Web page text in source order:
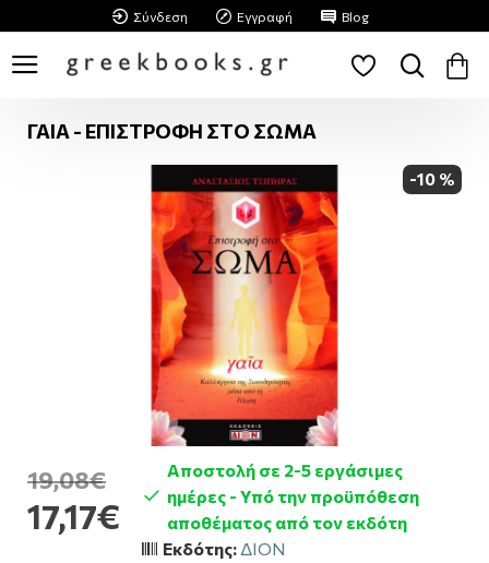
Σύνδεση Εγγραφή Blog
ΓΑΙΑ - ΕΠΙΣΤΡΟΦΗ ΣΤΟ ΣΩΜΑ
-10 %
17,17€
19,08€
Αποστολή σε 2-5 εργάσιμες
ημέρες - Υπό την προϋπόθεση
αποθέματος από τον εκδότη
Εκδότης: ΔΙΟΝ